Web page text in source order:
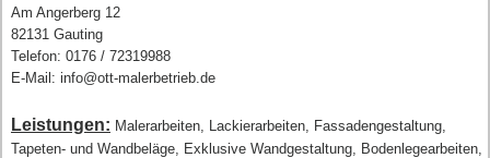
Am Angerberg 12
82131 Gauting
Telefon: 0176 / 72319988‬
E-Mail: info@ott-malerbetrieb.de
Leistungen: Malerarbeiten, Lackierarbeiten, Fassadengestaltung,
Tapeten- und Wandbeläge, Exklusive Wandgestaltung, Bodenlegearbeiten,